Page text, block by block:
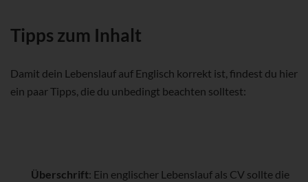
Tipps zum Inhalt
Damit dein Lebenslauf auf Englisch korrekt ist, findest du hier
ein paar Tipps, die du unbedingt beachten solltest:
Überschrift: Ein englischer Lebenslauf als CV sollte die